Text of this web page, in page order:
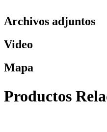
Archivos adjuntos
Video
Mapa
Productos